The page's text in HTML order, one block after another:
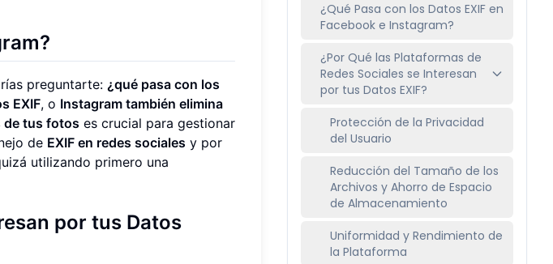
preguntarte: ¿qué pasa con los
EXIF, o Instagram también elimina
de tus fotos es crucial para gestionar
de EXIF en redes sociales y por
utilizando primero una
por tus Datos
¿Qué Pasa con los Datos EXIF en
Facebook e Instagram?
¿Por Qué las Plataformas de
Redes Sociales se Interesan
por tus Datos EXIF?
Protección de la Privacidad
del Usuario
Reducción del Tamaño de los
Archivos y Ahorro de Espacio
de Almacenamiento
Uniformidad y Rendimiento de
la Plataforma